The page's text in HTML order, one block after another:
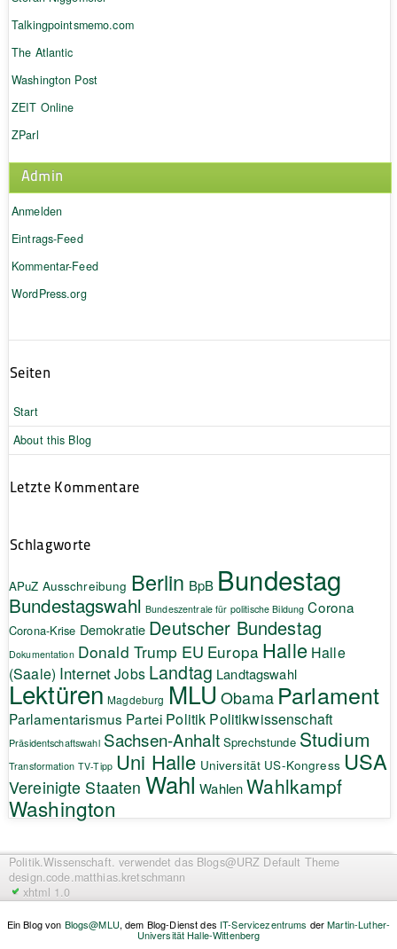
Talkingpointsmemo.com
The Atlantic
Washington Post
ZEIT Online
ZParl
Admin
Anmelden
Eintrags-Feed
Kommentar-Feed
WordPress.org
Seiten
Start
About this Blog
Letzte Kommentare
Schlagworte
APuZ Ausschreibung Berlin BpB Bundestag
Bundestagswahl Bundeszentrale für politische Bildung Corona
Corona-Krise Demokratie Deutscher Bundestag
Dokumentation Donald Trump EU Europa Halle Halle
(Saale) InternetJobs Landtag Landtagswahl
Lektüren Magdeburg MLU Obama Parlament
Parlamentarismus Partei Politik Politikwissenschaft
Präsidentschaftswahl Sachsen-Anhalt Sprechstunde Studium
Transformation TV-Tipp Uni Halle Universität US-Kongress USA
Vereinigte Staaten Wahl Wahlen Wahlkampf
Washington
Politik.Wissenschaft. verwendet das Blogs@URZ Default Theme
design.code.matthias.kretschmann
xhtml 1.0
Ein Blog von Blogs@MLU, dem Blog-Dienst des IT-Servicezentrums derMartin-Luther-
Universität Halle-Wittenberg